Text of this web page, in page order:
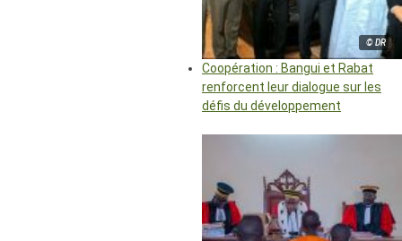
© DR
Coopération : Bangui et Rabat
renforcent leur dialogue sur les
défis du développement